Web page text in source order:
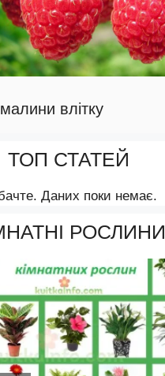
влітку
ТОП СТАТЕЙ
Даних поки немає.
РОСЛИНИ